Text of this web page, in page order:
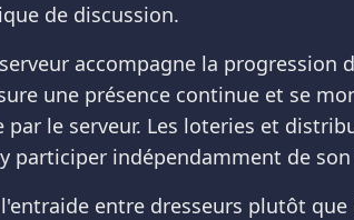
de discussion.
accompagne la
une présence continue et se
le serveur. Les loteries et
participer indépendamment de son
entre dresseurs plutôt